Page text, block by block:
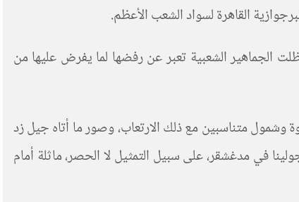
القاهرة لسواد الشعب الأعظم.
الجماهير الشعبية تعبر عن رفضها لما يفرض عليها من
وشمول متناسبين مع ذلك الارتعاب، وصور ما أتاه جيل زد
في مدغشقر، على سبيل التمثيل لا الحصر، ماثلة أمام